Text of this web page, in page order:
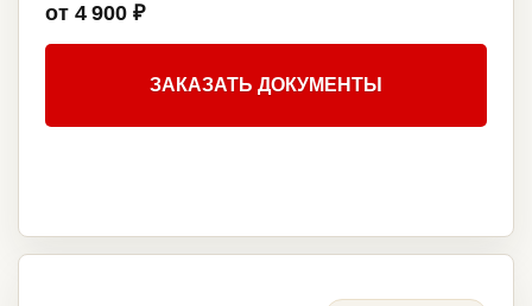
от 4 900 ₽
ЗАКАЗАТЬ ДОКУМЕНТЫ